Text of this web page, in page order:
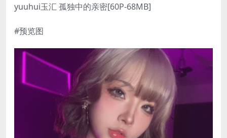
yuuhui玉汇 孤独中的亲密[60P-68MB]
#预览图